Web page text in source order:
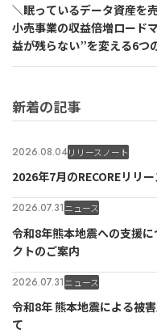
＼眠っているデータ資産を
小売事業の収益倍増ロード
益が残らない”を変える6つ
新着の記事
2026.08.04リリースノート
2026年7月のRECOREリリ
2026.07.31ニュース
令和8年熊本地震への支援
クトのご案内
2026.07.31ニュース
令和8年 熊本地震による被
て